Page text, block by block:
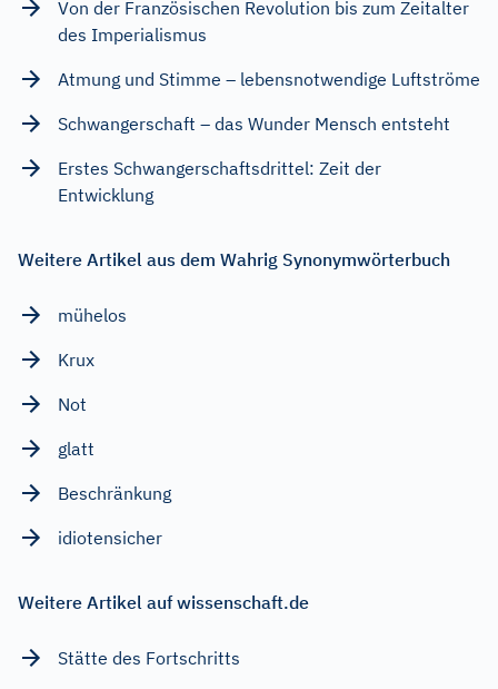
Von der Französischen Revolution bis zum Zeitalter
des Imperialismus
Atmung und Stimme – lebensnotwendige Luftströme
Schwangerschaft – das Wunder Mensch entsteht
Erstes Schwangerschaftsdrittel: Zeit der
Entwicklung
Weitere Artikel aus dem Wahrig Synonymwörterbuch
mühelos
Krux
Not
glatt
Beschränkung
idiotensicher
Weitere Artikel auf wissenschaft.de
Stätte des Fortschritts